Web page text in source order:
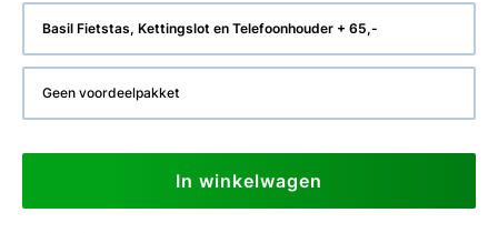
Basil Fietstas, Kettingslot en Telefoonhouder + 65,-
Geen voordeelpakket
In winkelwagen